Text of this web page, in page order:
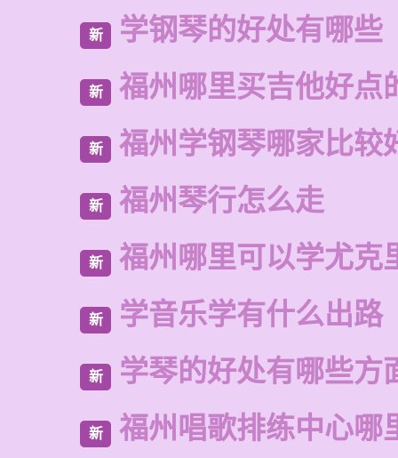
新 学钢琴的好处有哪些
新 福州哪里买吉他好点
新 福州学钢琴哪家比较
新 福州琴行怎么走
新 福州哪里可以学尤克
新 学音乐学有什么出路
新 学琴的好处有哪些方
新 福州唱歌排练中心哪